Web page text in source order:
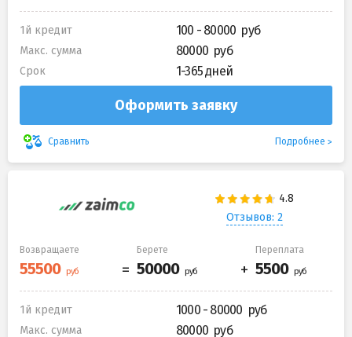
1й кредит 100 - 80000
Макс. сумма 80000
Срок 1-365 дней
Оформить заявку
Сравнить Подробнее
Отзывов: 2
Возвращаете Берете Переплата
1й кредит 1000 - 80000
Макс. сумма 80000